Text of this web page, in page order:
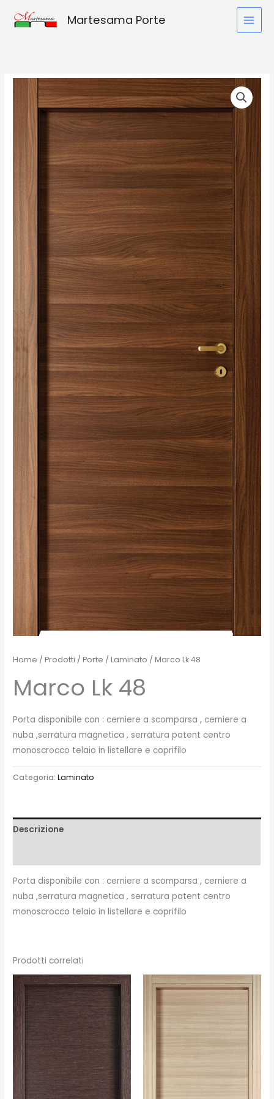
Martesama Porte
Home /Prodotti /Porte /Laminato / Marco Lk 48
Marco Lk 48
Porta disponibile con : cerniere a scomparsa , cerniere a
nuba ,serratura magnetica , serratura patent centro
monoscrocco telaio in listellare e coprifilo
Categoria:Laminato
Descrizione
Porta disponibile con : cerniere a scomparsa , cerniere a
nuba ,serratura magnetica , serratura patent centro
monoscrocco telaio in listellare e coprifilo
Prodotti correlati